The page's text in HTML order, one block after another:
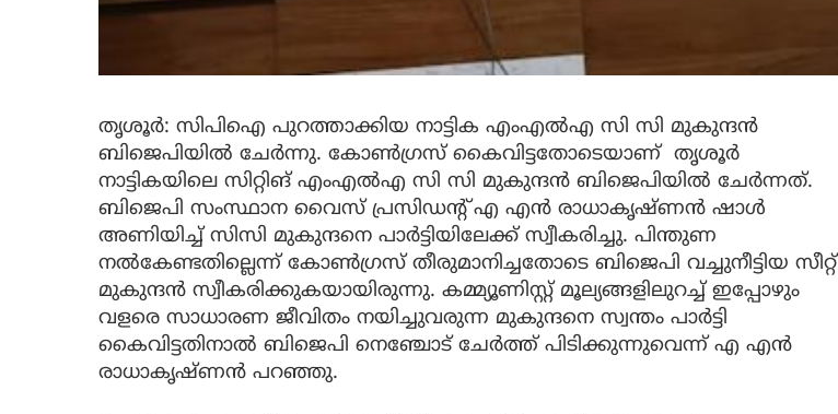
തൃശൂർ: സിപിഐ പുറത്താക്കിയ നാട്ടിക എംഎൽഎ സി സി മുകുന്ദൻ
ബിജെപിയിൽ ചേർന്നു. കോണ്‍ഗ്രസ് കൈവിട്ടതോടെയാണ് തൃശൂര്‍
നാട്ടികയിലെ സിറ്റിങ് എംഎല്‍എ സി സി മുകുന്ദന്‍ ബിജെപിയില്‍ ചേർന്നത്.
ബിജെപി സംസ്ഥാന വൈസ് പ്രസിഡന്റ് എ എന്‍ രാധാകൃഷ്ണന്‍ ഷാള്‍
അണിയിച്ച് സിസി മുകുന്ദനെ പാര്‍ട്ടിയിലേക്ക് സ്വീകരിച്ചു. പിന്തുണ
നല്‍കേണ്ടതില്ലെന്ന് കോണ്‍ഗ്രസ് തീരുമാനിച്ചതോടെ ബിജെപി വച്ചുനീട്ടിയ സീറ്റ്
മുകുന്ദന്‍ സ്വീകരിക്കുകയായിരുന്നു. കമ്മ്യൂണിസ്റ്റ് മൂല്യങ്ങളിലുറച്ച് ഇപ്പോഴും
വളരെ സാധാരണ ജീവിതം നയിച്ചുവരുന്ന മുകുന്ദനെ സ്വന്തം പാര്‍ട്ടി
കൈവിട്ടതിനാല്‍ ബിജെപി നെഞ്ചോട് ചേര്‍ത്ത് പിടിക്കുന്നുവെന്ന് എ എന്‍
രാധാകൃഷ്ണന്‍ പറഞ്ഞു.